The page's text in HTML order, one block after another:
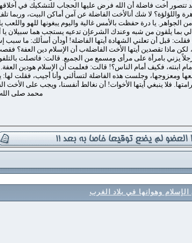
أخت فاضلة أن الله فرض عليها الحجاب للتشكيك في أخلاقها،
لا شك أنالأخت الفاضلة عن آمن أماكن البيت، وربما
الجواهر. يا درة حفظت بالأمس غالية واليوم يبغونها للهو
بما يلقون من شبه وعندك الشرعإن تدعيه يستجب هما سبيلان
قبل أن تعلني الشهادة أيتها الفاضلة! أودأن أسألك: ما سبب
لكن ماذا تقصدين أيتها الأخت الفاضلةب أن الإسلام دين العفة؟
بامرأة على مرأى ومسمع من الجميع. قالت: فاتصلت
ابنته، فكيف أمام الناس؟! قالت: فعلمت أن الإسلام هودين
ومعزوجها، وجلست هذه الفاضلة لتسألني وأنا أجيب، فقلت
فلا ينبغي أيتها الأخوات! أن نغالط أنفسنا، ويجب على الأخت
محمد صلى الله
وهوانها في بلاد الغرب